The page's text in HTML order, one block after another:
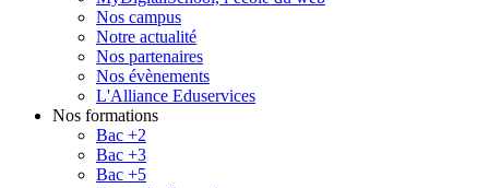
Nos campus
Notre actualité
Nos partenaires
Nos évènements
L'Alliance Eduservices
Nos formations
Bac +2
Bac +3
Bac +5